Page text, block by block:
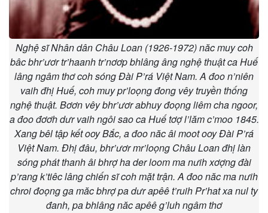
Nghệ sĩ Nhân dân Châu Loan (1926-1972) năc muy coh
bâc bhr’ươr tr’haanh tr’nơơp bhlâng âng nghệ thuật ca Huế
lâng ngâm thơ coh sóng Đài P’rá Việt Nam. A đoo n’niên
vaih đhị Huế, coh muy pr’loọng đong vêy truyền thống
nghệ thuật. Bơơn vêy bhr’ươr abhuy đoọng liêm cha ngoor,
a đoo đơơh dưr vaih ngôi sao ca Huế tơợ l’lăm c’moo 1845.
Xang bêl tập kết ooy Bắc, a đoo năc âi moot ooy Đài P’rá
Việt Nam. Đhị đâu, bhr’ươr mr’loọng Châu Loan đhị làn
sóng phát thanh âi bhrợ ha der loom ma nưih xơợng đài
p’rang k’tiêc lâng chiến sĩ coh mặt trận. A đoo năc ma nưih
chroi đoọng ga măc bhrợ pa dưr apêê t’ruih Pr’hat xa nul ty
đanh, pa bhlâng năc apêê g’luh ngâm thơ